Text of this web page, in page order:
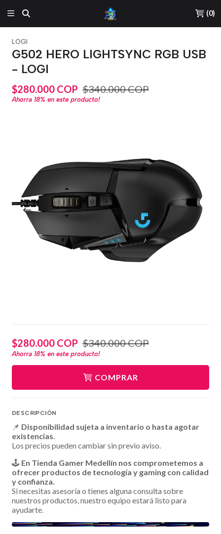
(0)
LOGI
G502 HERO LIGHTSYNC RGB USB
- LOGI
$280.000 COP $340.000 COP
Ahorra 18% en este producto!
$280.000 COP $340.000 COP
Ahorra 18% en este producto!
COMPRAR
DESCRIPCIÓN
📌 Disponibilidad sujeta a inventario o hasta agotar
existencias.
Los precios pueden cambiar sin previo aviso.
🕹️ En Tienda Gamer Medellín nos comprometemos a
ofrecer productos de tecnología y gaming con calidad
y confianza.
Si necesitas asesoría o tienes alguna consulta sobre
nuestros productos, nuestro equipo estará listo para
ayudarte.